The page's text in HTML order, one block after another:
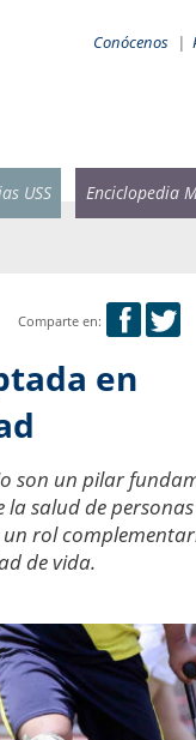
Conócenos |
USS Enciclopedia
Comparte en:
en
son un pilar
salud de
rol
de vida.
Decana facultad de
salud bucal?
En Chile, nadie muere de
enfermedades
embargo, estas son las...